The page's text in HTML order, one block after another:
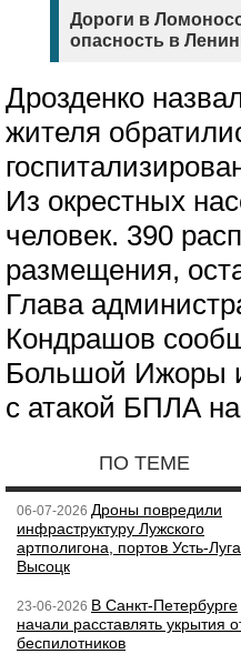
Дороги в
опасность в
Дрозденко
жителя
Из окрестных
человек. 390
размещения,
Глава
Кондрашов
Большой Ижоры
с атакой БПЛА
ПО ТЕМЕ
06-07-2026 Дроны повредили
инфраструктуру Лужского
артполигона, портов Усть-
Высоцк
23-06-2026 В Санкт-Петербурге
начали расставлять укрытия
беспилотников